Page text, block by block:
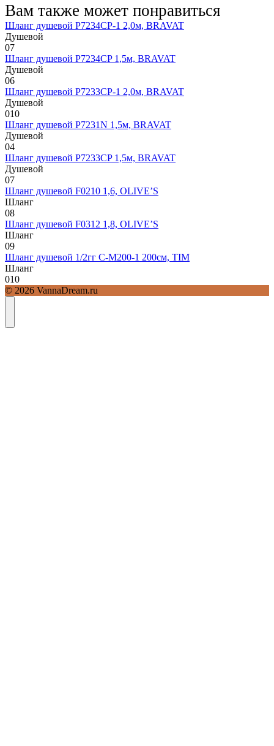
Вам также может понравиться
Шланг душевой P7234CP-1 2,0м, BRAVAT
Душевой
07
Шланг душевой P7234CP 1,5м, BRAVAT
Душевой
06
Шланг душевой P7233CP-1 2,0м, BRAVAT
Душевой
010
Шланг душевой P7231N 1,5м, BRAVAT
Душевой
04
Шланг душевой P7233CP 1,5м, BRAVAT
Душевой
07
Шланг душевой F0210 1,6, OLIVE’S
Шланг
08
Шланг душевой F0312 1,8, OLIVE’S
Шланг
09
Шланг душевой 1/2гг C-M200-1 200см, TIM
Шланг
010
© 2026 VannaDream.ru